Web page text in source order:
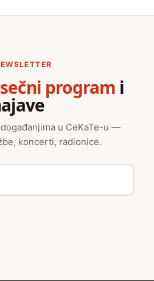
program i
u CeKaTe-u —
koncerti, radionice.